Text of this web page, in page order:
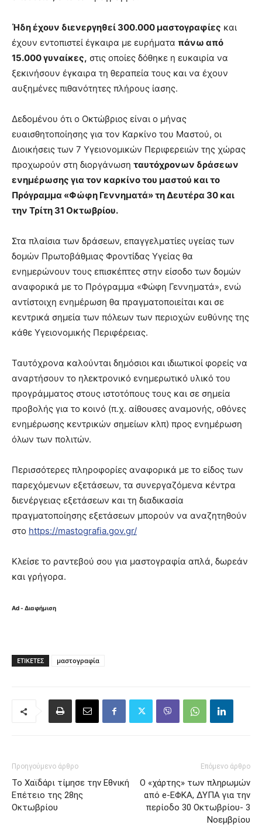
Ήδη έχουν διενεργηθεί 300.000 μαστογραφίες και
έχουν εντοπιστεί έγκαιρα με ευρήματα πάνω από
15.000 γυναίκες, στις οποίες δόθηκε η ευκαιρία να
ξεκινήσουν έγκαιρα τη θεραπεία τους και να έχουν
αυξημένες πιθανότητες πλήρους ίασης.
Δεδομένου ότι ο Οκτώβριος είναι ο μήνας
ευαισθητοποίησης για τον Καρκίνο του Μαστού, οι
Διοικήσεις των 7 Υγειονομικών Περιφερειών της χώρας
προχωρούν στη διοργάνωση ταυτόχρονων δράσεων
ενημέρωσης για τον καρκίνο του μαστού και το
Πρόγραμμα «Φώφη Γεννηματά» τη Δευτέρα 30 και
την Τρίτη 31 Οκτωβρίου.
Στα πλαίσια των δράσεων, επαγγελματίες υγείας των
δομών Πρωτοβάθμιας Φροντίδας Υγείας θα
ενημερώνουν τους επισκέπτες στην είσοδο των δομών
αναφορικά με το Πρόγραμμα «Φώφη Γεννηματά», ενώ
αντίστοιχη ενημέρωση θα πραγματοποιείται και σε
κεντρικά σημεία των πόλεων των περιοχών ευθύνης της
κάθε Υγειονομικής Περιφέρειας.
Ταυτόχρονα καλούνται δημόσιοι και ιδιωτικοί φορείς να
αναρτήσουν το ηλεκτρονικό ενημερωτικό υλικό του
προγράμματος στους ιστοτόπους τους και σε σημεία
προβολής για το κοινό (π.χ. αίθουσες αναμονής, οθόνες
ενημέρωσης κεντρικών σημείων κλπ) προς ενημέρωση
όλων των πολιτών.
Περισσότερες πληροφορίες αναφορικά με το είδος των
παρεχόμενων εξετάσεων, τα συνεργαζόμενα κέντρα
διενέργειας εξετάσεων και τη διαδικασία
πραγματοποίησης εξετάσεων μπορούν να αναζητηθούν
στο https://mastografia.gov.gr/
Κλείσε το ραντεβού σου για μαστογραφία απλά, δωρεάν
και γρήγορα.
Ad - Διαφήμιση
ΕΤΙΚΈΤΕΣ μαστογραφία
Προηγούμενο άρθρο
Το Χαϊδάρι τίμησε την Εθνική
Επέτειο της 28ης
Οκτωβρίου
Επόμενο άρθρο
Ο «χάρτης» των πληρωμών
από e-ΕΦΚΑ, ΔΥΠΑ για την
περίοδο 30 Οκτωβρίου- 3
Νοεμβρίου